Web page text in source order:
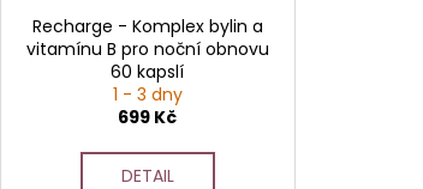
Recharge - Komplex bylin a
vitamínu B pro noční obnovu
60 kapslí
1 - 3 dny
699 Kč
DETAIL